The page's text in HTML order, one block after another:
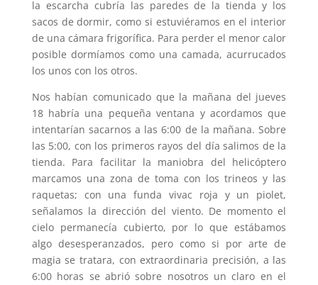
la escarcha cubría las paredes de la tienda y los
sacos de dormir, como si estuviéramos en el interior
de una cámara frigorífica. Para perder el menor calor
posible dormíamos como una camada, acurrucados
los unos con los otros.
Nos habían comunicado que la mañana del jueves
18 habría una pequeña ventana y acordamos que
intentarían sacarnos a las 6:00 de la mañana. Sobre
las 5:00, con los primeros rayos del día salimos de la
tienda. Para facilitar la maniobra del helicóptero
marcamos una zona de toma con los trineos y las
raquetas; con una funda vivac roja y un piolet,
señalamos la dirección del viento. De momento el
cielo permanecía cubierto, por lo que estábamos
algo desesperanzados, pero como si por arte de
magia se tratara, con extraordinaria precisión, a las
6:00 horas se abrió sobre nosotros un claro en el